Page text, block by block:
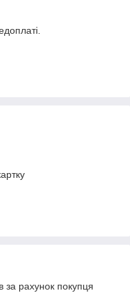
за рахунок покупця